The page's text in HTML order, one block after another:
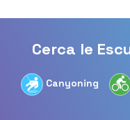
Cerca le
Canyoning